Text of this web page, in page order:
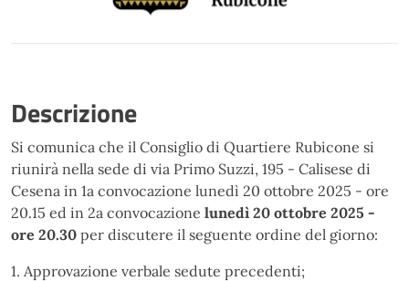
Descrizione
Si comunica che il Consiglio di Quartiere Rubicone si
riunirà nella sede di via Primo Suzzi, 195 - Calisese di
Cesena in 1a convocazione lunedì 20 ottobre 2025 - ore
20.15 ed in 2a convocazione lunedì 20 ottobre 2025 -
ore 20.30 per discutere il seguente ordine del giorno:
1. Approvazione verbale sedute precedenti;